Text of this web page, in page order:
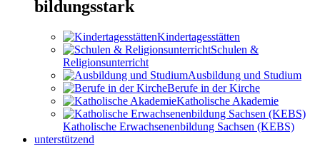
bildungsstark
Kindertagesstätten
Schulen &
Religionsunterricht
Ausbildung und Studium
Berufe in der Kirche
Katholische Akademie
Katholische Erwachsenenbildung Sachsen (KEBS)
unterstützend